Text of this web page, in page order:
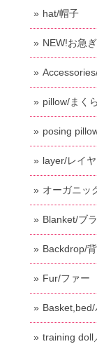
hat/帽子
NEW!お急
pillow/まくら
posing
layer/レイ
オーガニッ
Blanket/ブ
Backdrop/
Fur/ファー
training doll